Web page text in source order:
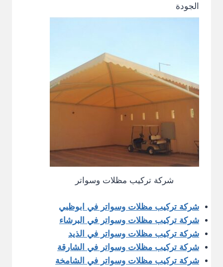
الجودة
شركة تركيب مظلات وسواتر
شركة تركيب مظلات وسواتر في ابوظبي
شركة تركيب مظلات وسواتر في البرشاء
شركة تركيب مظلات وسواتر في الذيد
شركة تركيب مظلات وسواتر في الشارقة
شركة تركيب مظلات وسواتر في الشامخة